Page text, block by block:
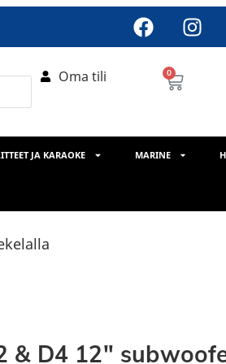
Oma tili 0
JA KARAOKE MARINE
& D4 12″